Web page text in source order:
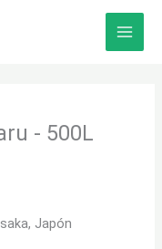
- 500L
Japón